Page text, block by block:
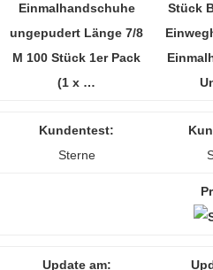
Einmalhandschuhe
ungepudert Länge 7/8
M 100 Stück 1er Pack
(1 x …
Stück
Kundentest:
Sterne
Update am: